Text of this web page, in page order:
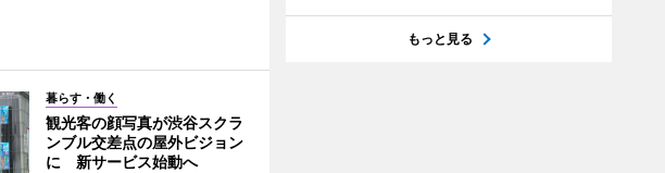
暮らす・働く
観光客の顔写真が渋谷スクラ
ンブル交差点の屋外ビジョン
に 新サービス始動へ
もっと見る